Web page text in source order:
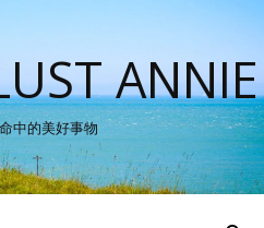
ANNIE
中的美好事物